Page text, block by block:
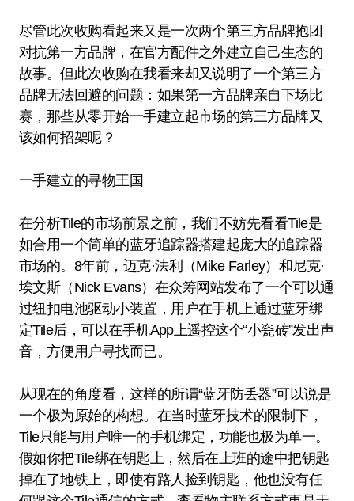
尽管此次收购看起来又是一次两个第三方品牌抱团
对抗第一方品牌，在官方配件之外建立自己生态的
故事。但此次收购在我看来却又说明了一个第三方
品牌无法回避的问题：如果第一方品牌亲自下场比
赛，那些从零开始一手建立起市场的第三方品牌又
该如何招架呢？
一手建立的寻物王国
在分析Tile的市场前景之前，我们不妨先看看Tile是
如合用一个简单的蓝牙追踪器搭建起庞大的追踪器
市场的。8年前，迈克·法利（Mike Farley）和尼克·
埃文斯（Nick Evans）在众筹网站发布了一个可以通
过纽扣电池驱动小装置，用户在手机上通过蓝牙绑
定Tile后，可以在手机App上遥控这个“小瓷砖”发出声
音，方便用户寻找而已。
从现在的角度看，这样的所谓“蓝牙防丢器”可以说是
一个极为原始的构想。在当时蓝牙技术的限制下，
Tile只能与用户唯一的手机绑定，功能也极为单一。
假如你把Tile绑在钥匙上，然后在上班的途中把钥匙
掉在了地铁上，即使有路人捡到钥匙，他也没有任